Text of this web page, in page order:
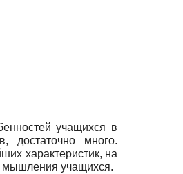
учащихся в
достаточно много.
характеристик, на
мышления учащихся.